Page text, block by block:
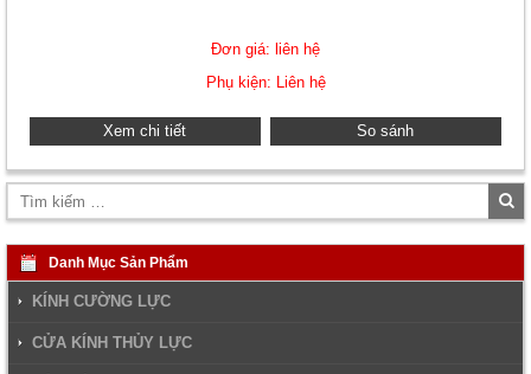
Đơn giá: liên hệ
Phụ kiện: Liên hệ
Xem chi tiết So sánh
Danh Mục Sản Phẩm
KÍNH CƯỜNG LỰC
CỬA KÍNH THỦY LỰC